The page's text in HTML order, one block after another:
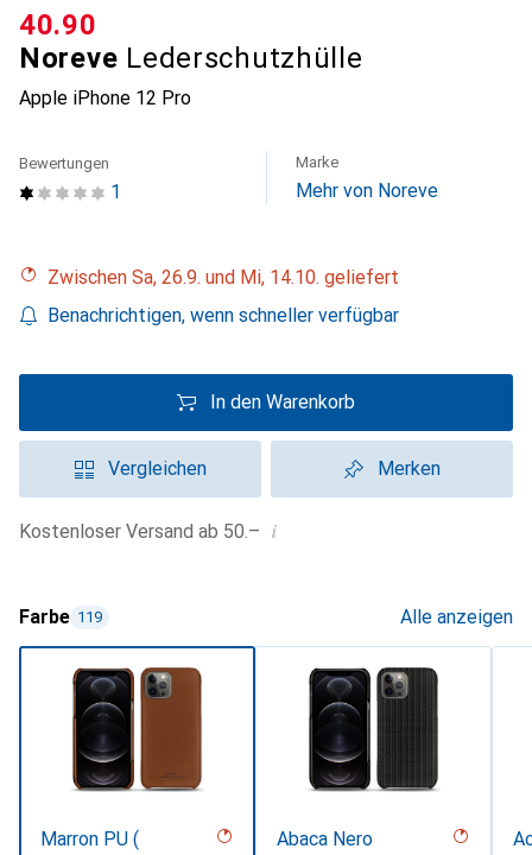
Noreve Lederschutzhülle
Apple iPhone 12 Pro
CHF
40.90
1
Bewertungen Marke
Mehr von Noreve
Zwischen Sa, 26.9. und Mi, 14.10. geliefert
Benachrichtigen, wenn schneller verfügbar
In den Warenkorb
Vergleichen Merken
Kostenloser Versand ab 50.– i
Farbe 119 Alle anzeigen
Marron PU (
Abaca Nero